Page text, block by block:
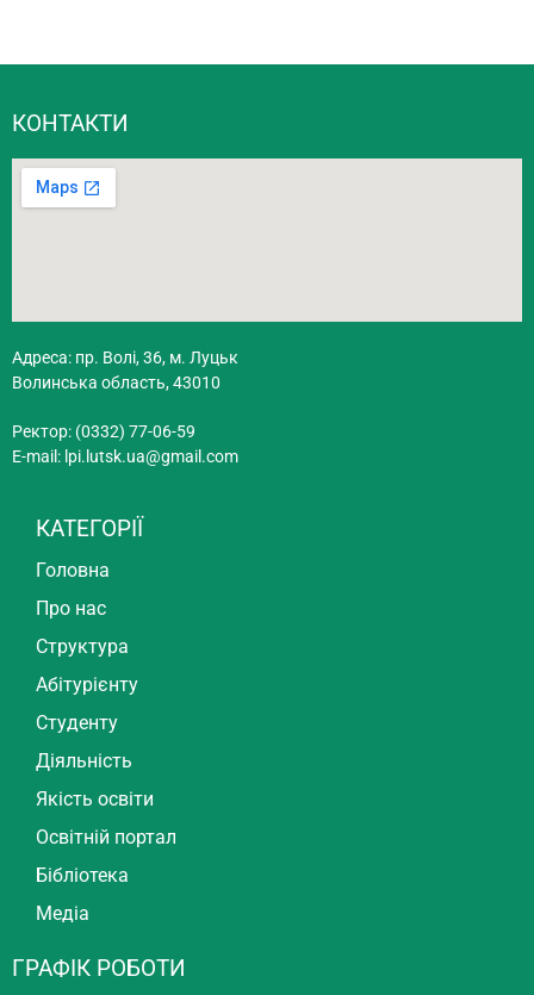
КОНТАКТИ
Адреса: пр. Волі, 36, м. Луцьк
Волинська область, 43010
Ректор: (0332) 77-06-59
E-mail: lpi.lutsk.ua@gmail.com
КАТЕГОРІЇ
Головна
Про нас
Структура
Абітурієнту
Студенту
Діяльність
Якість освіти
Освітній портал
Бібліотека
Медіа
ГРАФІК РОБОТИ